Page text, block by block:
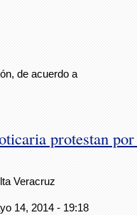
de acuerdo a
protestan
Veracruz
14, 2014 - 19:18